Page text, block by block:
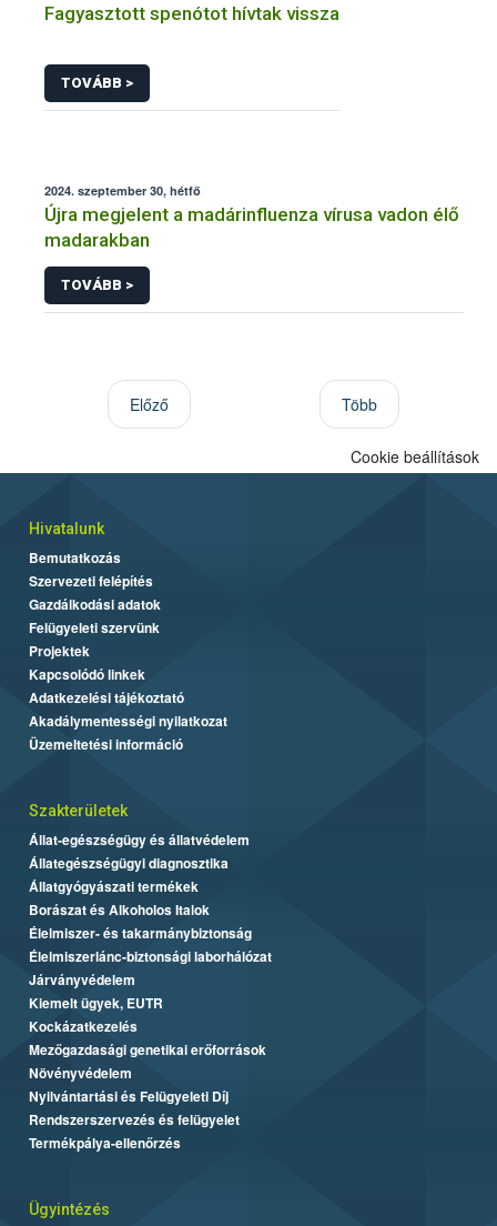
Fagyasztott spenótot hívtak vissza
TOVÁBB >
2024. szeptember 30, hétfő
Újra megjelent a madárinfluenza vírusa vadon élő
madarakban
TOVÁBB >
Előző Több
Cookie beállítások
Hivatalunk
Bemutatkozás
Szervezeti felépítés
Gazdálkodási adatok
Felügyeleti szervünk
Projektek
Kapcsolódó linkek
Adatkezelési tájékoztató
Akadálymentességi nyilatkozat
Üzemeltetési információ
Szakterületek
Állat-egészségügy és állatvédelem
Állategészségügyi diagnosztika
Állatgyógyászati termékek
Borászat és Alkoholos Italok
Élelmiszer- és takarmánybiztonság
Élelmiszerlánc-biztonsági laborhálózat
Járványvédelem
Kiemelt ügyek, EUTR
Kockázatkezelés
Mezőgazdasági genetikai erőforrások
Növényvédelem
Nyilvántartási és Felügyeleti Díj
Rendszerszervezés és felügyelet
Termékpálya-ellenőrzés
Ügyintézés